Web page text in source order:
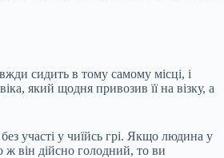
сидить в тому самому місці, і
який щодня привозив її на візку, а
участі у чиїйсь грі. Якщо людина у
він дійсно голодний, то ви